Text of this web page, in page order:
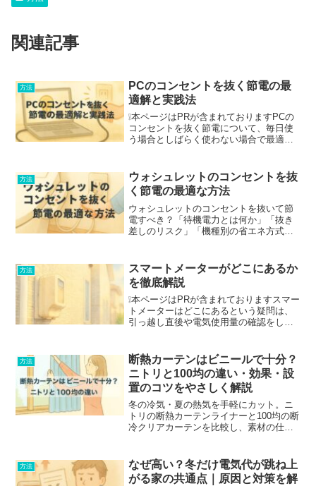
関連記事
方法
PCのコンセントを抜く節電の最
適解と実践法
❕本ページはPRが含まれておりますPCの
コンセントを抜く節電について、毎日使
う場合としばらく使わない場合で最適な
クトップの内蔵電池への影響、ノートPC
のACアダプターの...
方法
ウォシュレットのコンセントを抜
く節電の最適な方法
ウォシュレットのコンセントを抜いて節
電すべき？「待機電力とは何か」「抜き
差しのリスク」「機種別の省エネ方式」
介します。
方法
スマートメーターがどこにあるか
を徹底解説
❕本ページはPRが含まれておりますスマー
トメーターはどこにあるという疑問は、
引っ越し直後や電気使用量の確認をした
探し方のコツ、見分けるポイントまでを
順序立てて解説します...
方法
断熱カーテンはビニールで十分？
ニトリと100均の違い・効果・設
置のコツをやさしく解説
冬の冷気・夏の熱気を手軽にカット。ニ
トリの断熱カーテンライナーと100均の断
冷クリアカーテンを比較し、素材の仕組
りで解説します。
方法
なぜ高い？冬だけ電気代が跳ね上
がる家の共通点｜原因と対策を解